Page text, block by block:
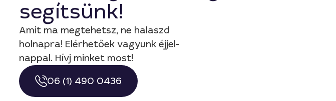
segítsünk!
Amit ma megtehetsz, ne halaszd
holnapra! Elérhetőek vagyunk éjjel-
nappal. Hívj minket most!
06 (1) 490 0436